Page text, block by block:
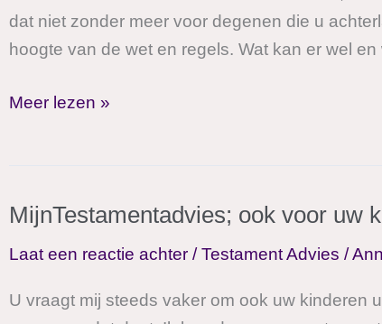
dat niet zonder meer voor degenen die u
hoogte van de wet en regels. Wat kan er wel
Regeren
Meer lezen »
MijnTestamentadvies; ook voor uw
Laat een reactie achter /Testament Advies /
U vraagt mij steeds vaker om ook uw kinderen